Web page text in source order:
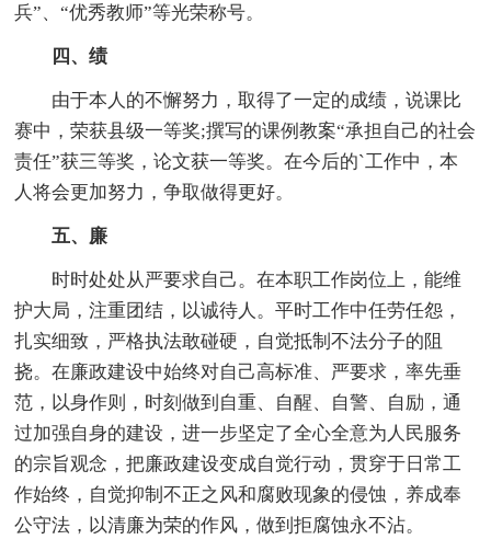
兵”、“优秀教师”等光荣称号。
四、绩
由于本人的不懈努力，取得了一定的成绩，说课比
赛中，荣获县级一等奖;撰写的课例教案“承担自己的社会
责任”获三等奖，论文获一等奖。在今后的`工作中，本
人将会更加努力，争取做得更好。
五、廉
时时处处从严要求自己。在本职工作岗位上，能维
护大局，注重团结，以诚待人。平时工作中任劳任怨，
扎实细致，严格执法敢碰硬，自觉抵制不法分子的阻
挠。在廉政建设中始终对自己高标准、严要求，率先垂
范，以身作则，时刻做到自重、自醒、自警、自励，通
过加强自身的建设，进一步坚定了全心全意为人民服务
的宗旨观念，把廉政建设变成自觉行动，贯穿于日常工
作始终，自觉抑制不正之风和腐败现象的侵蚀，养成奉
公守法，以清廉为荣的作风，做到拒腐蚀永不沾。